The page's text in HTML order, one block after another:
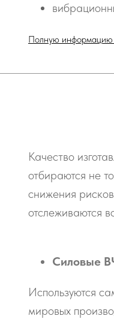
Полную информацию
Качество
отбираются не
снижения
отслеживаются
Силовые
Используются
мировых